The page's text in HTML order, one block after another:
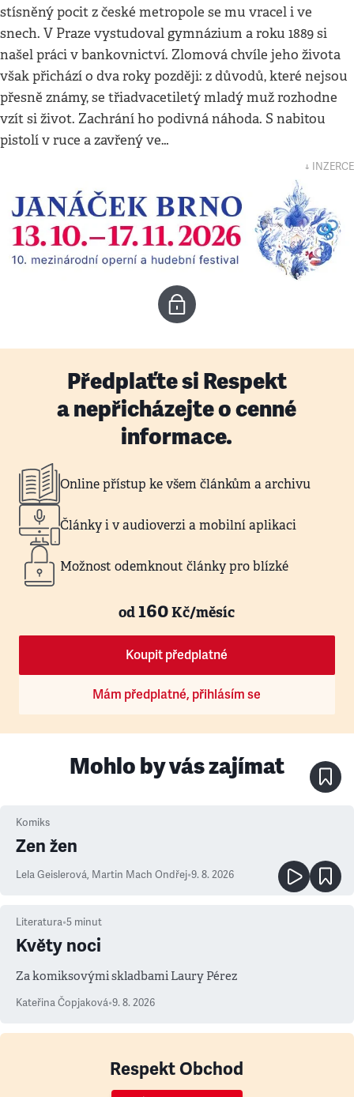
stísněný pocit z české metropole se mu vracel i ve
snech. V Praze vystudoval gymnázium a roku 1889 si
našel práci v bankovnictví. Zlomová chvíle jeho života
však přichází o dva roky později: z důvodů, které nejsou
přesně známy, se třiadvacetiletý mladý muž rozhodne
vzít si život. Zachrání ho podivná náhoda. S nabitou
pistolí v ruce a zavřený ve…
↓ INZERCE
Předplaťte si Respekt
a nepřicházejte o cenné
informace.
Online přístup ke všem článkům a archivu
Články i v audioverzi a mobilní aplikaci
Možnost odemknout články pro blízké
od160Kč/měsíc
Koupit předplatné
Mám předplatné, přihlásím se
Mohlo by vás zajímat
Komiks
Zen žen
Lela Geislerová, Martin Mach Ondřej•9. 8. 2026
Literatura•5 minut
Květy noci
Za komiksovými skladbami Laury Pérez
Kateřina Čopjaková•9. 8. 2026
Respekt Obchod